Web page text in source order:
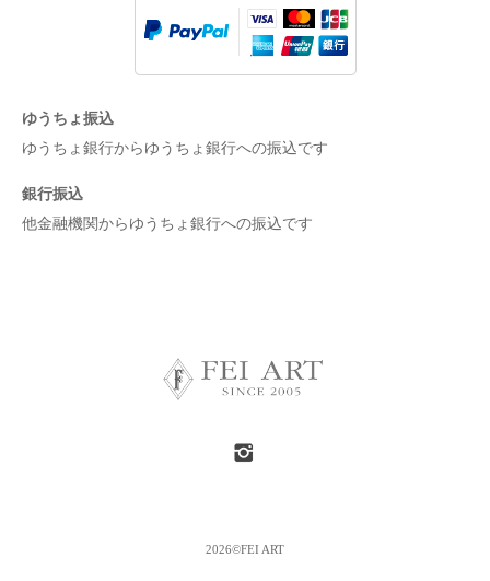
ゆうちょ振込
ゆうちょ銀行からゆうちょ銀行への振込です
銀行振込
他金融機関からゆうちょ銀行への振込です
2026©FEI ART